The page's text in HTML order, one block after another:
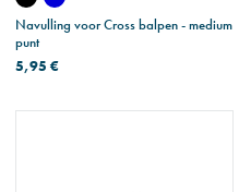
Navulling voor Cross balpen - medium
punt
5,95 €